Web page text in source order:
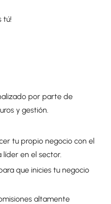
tú!
por parte de
y gestión.
tu propio negocio con el
en el sector.
que inicies tu negocio
altamente